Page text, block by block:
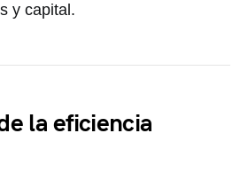
y capital.
la eficiencia